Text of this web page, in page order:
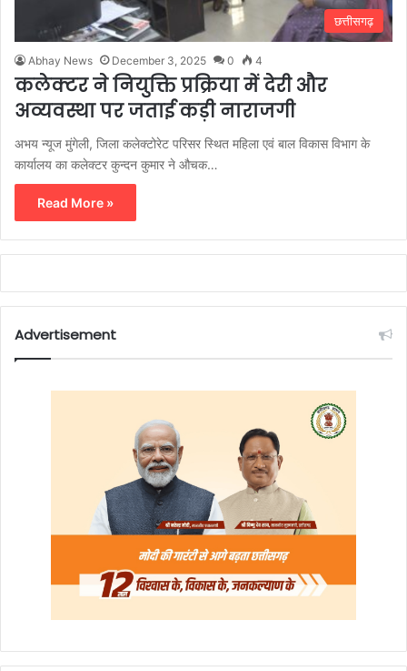
छत्तीसगढ़
Abhay News December 3, 2025 0 4
कलेक्टर ने नियुक्ति प्रक्रिया में देरी और
अव्यवस्था पर जताई कड़ी नाराजगी
अभय न्यूज मुंगेली, जिला कलेक्टोरेट परिसर स्थित महिला एवं बाल विकास विभाग के
कार्यालय का कलेक्टर कुन्दन कुमार ने औचक…
Read More »
Advertisement